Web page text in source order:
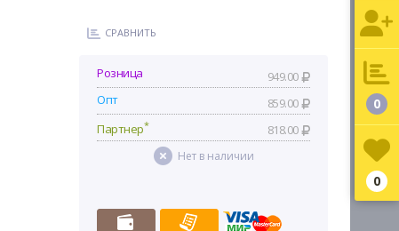
СРАВНИТЬ
Розница
949.00
Опт
859.00
Партнер* 818.00
Нет в наличии
0
0